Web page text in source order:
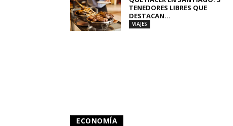
TENEDORES LIBRES QUE
DESTACAN...
VIAJES
ECONOMÍA